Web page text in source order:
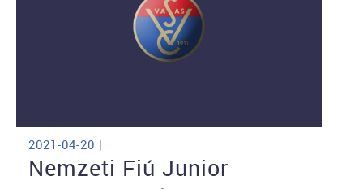
2021-04-20 |
Nemzeti Fiú Junior